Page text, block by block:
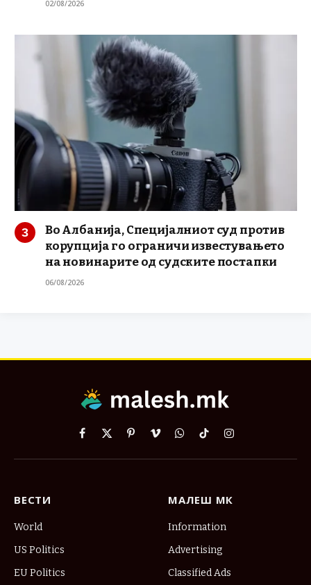
02/08/2026
Во Албанија, Специјалниот суд против
корупција го ограничи известувањето
на новинарите од судските постапки
06/08/2026
Facebook
X
PinterestVimeoWhatsApp
TikTokInstagram
ВЕСТИ
World
US Politics
EU Politics
МАЛЕШ МК
Information
Advertising
Classified Ads